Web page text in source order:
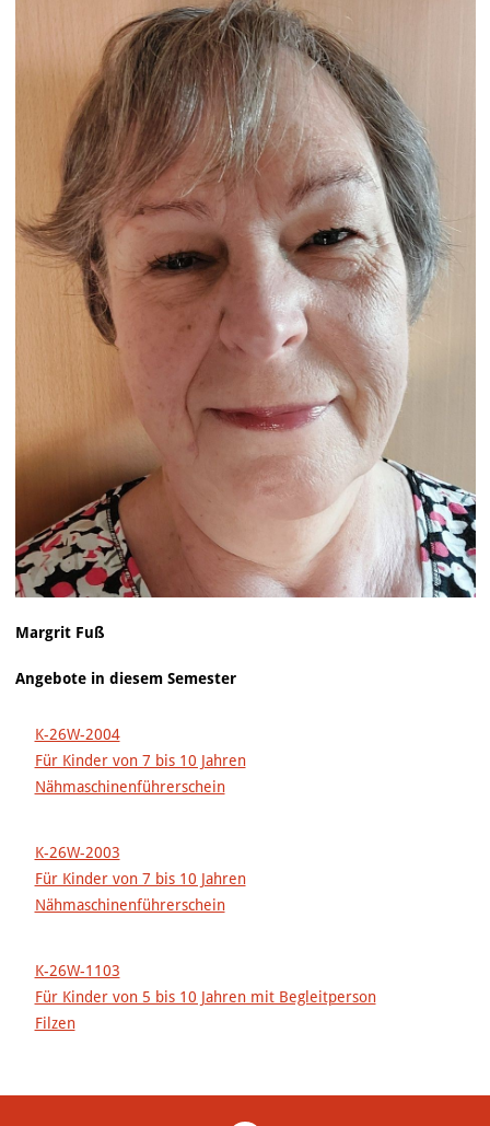
Margrit Fuß
Angebote in diesem Semester
K-26W-2004
Für Kinder von 7 bis 10 Jahren
Nähmaschinenführerschein
K-26W-2003
Für Kinder von 7 bis 10 Jahren
Nähmaschinenführerschein
K-26W-1103
Für Kinder von 5 bis 10 Jahren mit Begleitperson
Filzen